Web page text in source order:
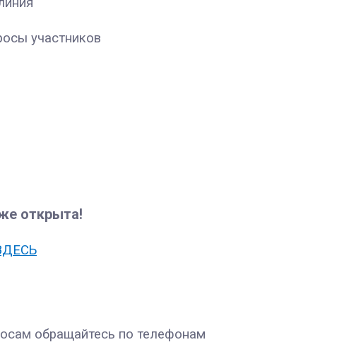
участников
открыта!
обращайтесь по телефонам